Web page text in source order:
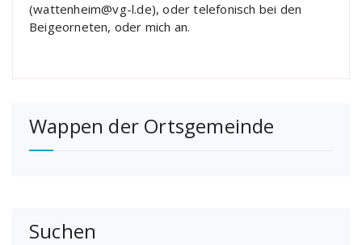
(wattenheim@vg-l.de), oder telefonisch bei den
Beigeorneten, oder mich an.
Wappen der Ortsgemeinde
Suchen